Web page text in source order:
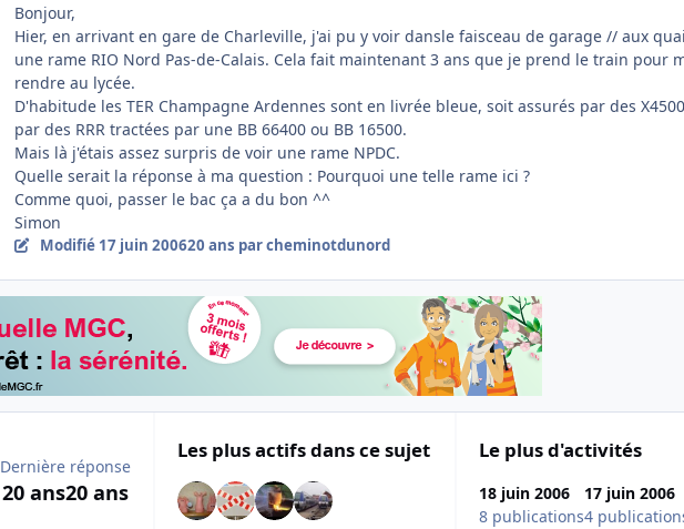
Bonjour,
Hier, en arrivant en gare de Charleville, j'ai pu y voir dansle faisceau de garage // aux
une rame RIO Nord Pas-de-Calais. Cela fait maintenant 3 ans que je prend le train pour
rendre au lycée.
D'habitude les TER Champagne Ardennes sont en livrée bleue, soit assurés par des
par des RRR tractées par une BB 66400 ou BB 16500.
Mais là j'étais assez surpris de voir une rame NPDC.
Quelle serait la réponse à ma question : Pourquoi une telle rame ici ?
Comme quoi, passer le bac ça a du bon ^^
Simon
Modifié 17 juin 200620 ans par cheminotdunord
Dernière réponse
20 ans20 ans
Les plus actifs dans ce sujet Le plus d'activités
18 juin 2006
8 publications
17 juin 2006
4